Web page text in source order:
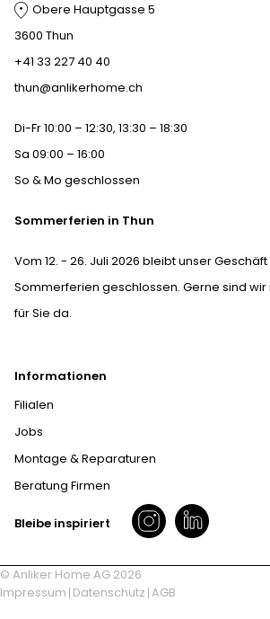
Informationen
Filialen
Jobs
Montage & Reparaturen
Beratung Firmen
Obere Hauptgasse 5
3600 Thun
+41 33 227 40 40
thun@anlikerhome.ch
Di-Fr 10:00 – 12:30, 13:30 – 18:30
Sa 09:00 – 16:00
So & Mo geschlossen
Sommerferien in Thun
Vom 12. - 26. Juli 2026 bleibt unser
Sommerferien geschlossen. Gerne sind wir
für Sie da.
Bleibe inspiriert
© Anliker Home AG 2026
Impressum Datenschutz AGB